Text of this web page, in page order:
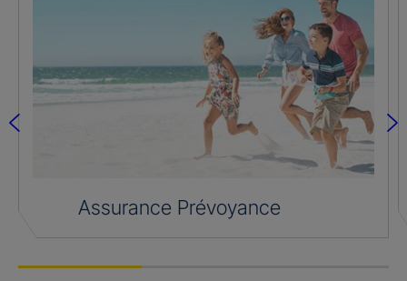
Assurance Prévoyance